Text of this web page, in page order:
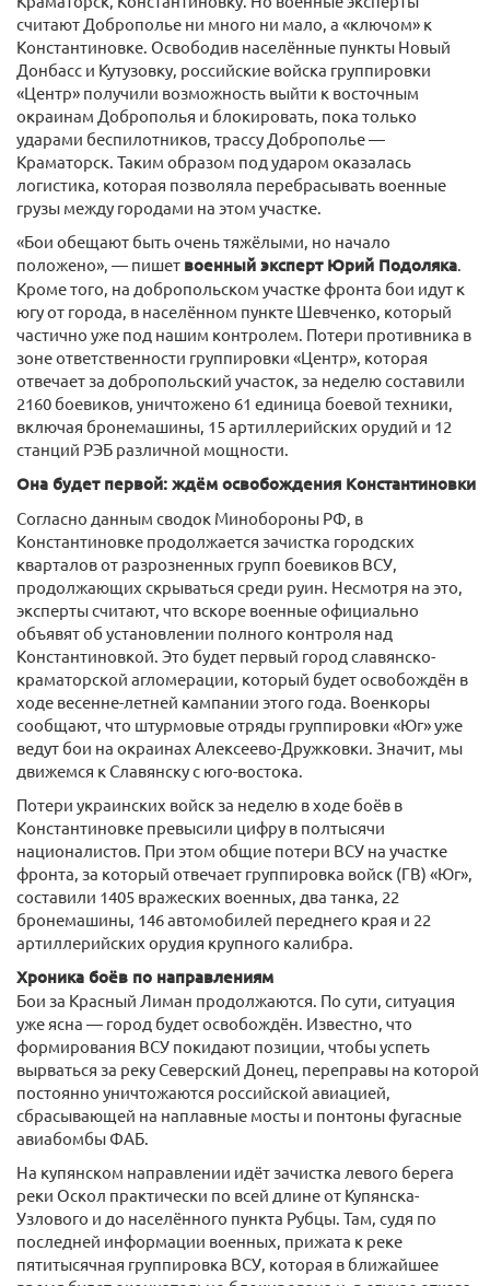
считают Доброполье ни много ни мало, а «ключом» к
Константиновке. Освободив населённые пункты Новый
Донбасс и Кутузовку, российские войска группировки
«Центр» получили возможность выйти к восточным
окраинам Доброполья и блокировать, пока только
ударами беспилотников, трассу Доброполье —
Краматорск. Таким образом под ударом оказалась
логистика, которая позволяла перебрасывать военные
грузы между городами на этом участке.
«Бои обещают быть очень тяжёлыми, но начало
положено», — пишет военный эксперт Юрий Подоляка.
Кроме того, на добропольском участке фронта бои идут к
югу от города, в населённом пункте Шевченко, который
частично уже под нашим контролем. Потери противника в
зоне ответственности группировки «Центр», которая
отвечает за добропольский участок, за неделю составили
2160 боевиков, уничтожено 61 единица боевой техники,
включая бронемашины, 15 артиллерийских орудий и 12
станций РЭБ различной мощности.
Она будет первой: ждём освобождения Константиновки
Согласно данным сводок Минобороны РФ, в
Константиновке продолжается зачистка городских
кварталов от разрозненных групп боевиков ВСУ,
продолжающих скрываться среди руин. Несмотря на это,
эксперты считают, что вскоре военные официально
объявят об установлении полного контроля над
Константиновкой. Это будет первый город славянско-
краматорской агломерации, который будет освобождён в
ходе весенне-летней кампании этого года. Военкоры
сообщают, что штурмовые отряды группировки «Юг» уже
ведут бои на окраинах Алексеево-Дружковки. Значит, мы
движемся к Славянску с юго-востока.
Потери украинских войск за неделю в ходе боёв в
Константиновке превысили цифру в полтысячи
националистов. При этом общие потери ВСУ на участке
фронта, за который отвечает группировка войск (ГВ) «Юг»,
составили 1405 вражеских военных, два танка, 22
бронемашины, 146 автомобилей переднего края и 22
артиллерийских орудия крупного калибра.
Хроника боёв по направлениям
Бои за Красный Лиман продолжаются. По сути, ситуация
уже ясна — город будет освобождён. Известно, что
формирования ВСУ покидают позиции, чтобы успеть
вырваться за реку Северский Донец, переправы на которой
постоянно уничтожаются российской авиацией,
сбрасывающей на наплавные мосты и понтоны фугасные
авиабомбы ФАБ.
На купянском направлении идёт зачистка левого берега
реки Оскол практически по всей длине от Купянска-
Узлового и до населённого пункта Рубцы. Там, судя по
последней информации военных, прижата к реке
пятитысячная группировка ВСУ, которая в ближайшее